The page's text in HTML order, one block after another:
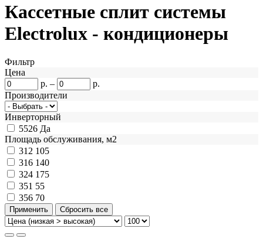
Кассетные сплит системы
Electrolux - кондиционеры
Фильтр
Цена
р. –
р.
Производители
Инверторный
5526 Да
Площадь обслуживания, м2
312 105
316 140
324 175
351 55
356 70